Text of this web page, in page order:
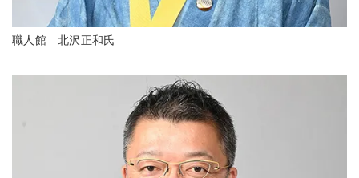
職人館 北沢正和氏